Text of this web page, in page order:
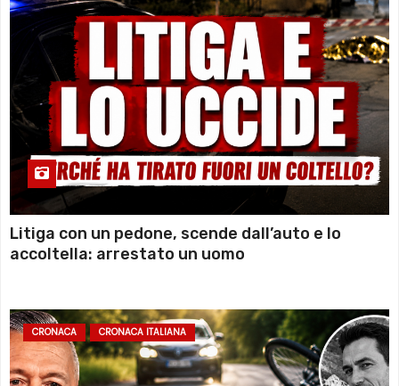
Litiga con un pedone, scende dall’auto e lo
accoltella: arrestato un uomo
CRONACA CRONACA ITALIANA